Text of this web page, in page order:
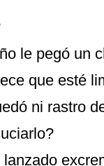
le pegó un
que esté
ni rastro